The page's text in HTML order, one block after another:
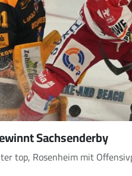
Sachsenderby
top, Rosenheim mit